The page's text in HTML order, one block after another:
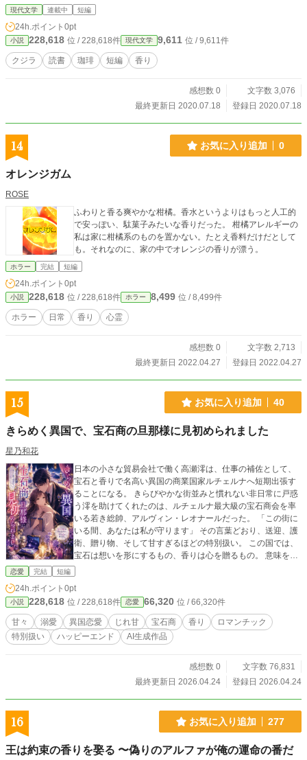
現代文学 連載中 短編
24h.ポイント 0pt
小説 228,618 位 / 228,618件 現代文学 9,611 位 / 9,611件
クジラ 読書 珈琲 短編 香り
感想数 0
文字数 3,076
最終更新日 2020.07.18
登録日 2020.07.18
14 お気に入り追加 0
オレンジガム
ROSE
ふわりと香る爽やかな柑橘。香水というよりはもっと人工的
で安っぽい、駄菓子みたいな香りだった。 柑橘アレルギーの
私は家に柑橘系のものを置かない。たとえ香料だけだとして
も。それなのに、家の中でオレンジの香りが漂う。
ホラー 完結 短編
24h.ポイント 0pt
小説 228,618 位 / 228,618件 ホラー 8,499 位 / 8,499件
ホラー 日常 香り 心霊
感想数 0
文字数 2,713
最終更新日 2022.04.27
登録日 2022.04.27
15 お気に入り追加 40
きらめく異国で、宝石商の旦那様に見初められました
星乃和花
日本の小さな貿易会社で働く高瀬澪は、仕事の補佐として、
宝石と香りで名高い異国の商業国家ルチェルナへ短期出張す
ることになる。 きらびやかな街並みと慣れない非日常に戸惑
う澪を助けてくれたのは、ルチェルナ最大級の宝石商会を率
いる若き総帥、アルヴィン・レオナールだった。 「この街に
いる間、あなたは私が守ります」 その言葉どおり、送迎、護
衛、贈り物、そして甘すぎるほどの特別扱い。 この国では、
宝石は想いを形にするもの、香りは心を贈るもの。 意味を知
るたび、彼の優しさがただの親切ではないと気づいていく。
け隠しきれない熱を見せ始めて――。 きらめく都で始まる、
甘々王道・異国ロマンス。 ◇完結済ー本編12話＋終章＋番外
編◇
恋愛 完結 短編
24h.ポイント 0pt
小説 228,618 位 / 228,618件 恋愛 66,320 位 / 66,320件
甘々 溺愛 異国恋愛 じれ甘 宝石商 香り
ロマンチック
特別扱い
ハッピーエンド AI生成作品
感想数 0
文字数 76,831
最終更新日 2026.04.24
登録日 2026.04.24
16 お気に入り追加 277
王は約束の香りを娶る 〜偽りのアルファが俺の運命の番だ